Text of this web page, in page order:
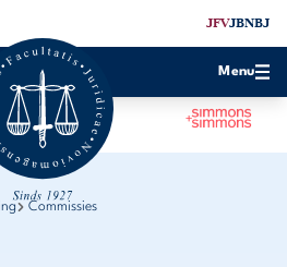
JFVJBNBJ
Menu
Commissies